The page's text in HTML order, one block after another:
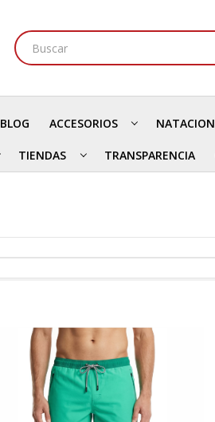
BLOG ACCESORIOS NATACION
TIENDAS TRANSPARENCIA